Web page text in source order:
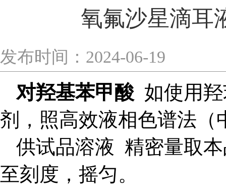
氧氟沙星滴耳
发布时间：2024-06-19
对羟基苯甲酸 如使用
剂，照高效液相色谱法（
供试品溶液 精密量取
至刻度，摇匀。